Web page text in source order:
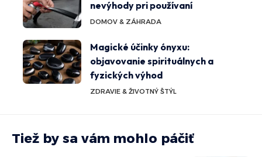
nevýhody pri používaní
DOMOV & ZÁHRADA
Magické účinky ónyxu:
objavovanie spirituálnych a
fyzických výhod
ZDRAVIE & ŽIVOTNÝ ŠTÝL
Tiež by sa vám mohlo páčiť